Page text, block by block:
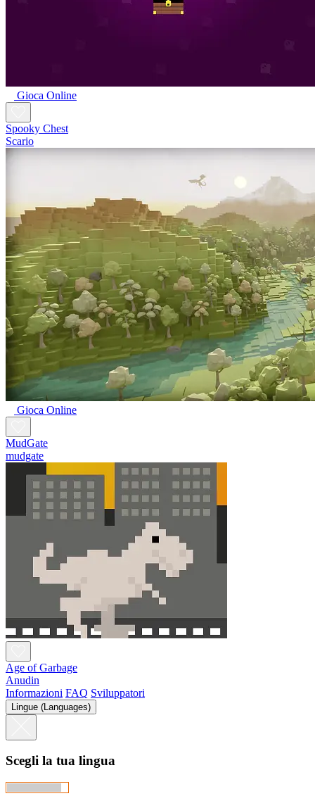
Gioca Online
Spooky Chest
Scario
Gioca Online
MudGate
mudgate
Age of Garbage
Anudin
Informazioni FAQ Sviluppatori
Lingue (Languages)
Scegli la tua lingua